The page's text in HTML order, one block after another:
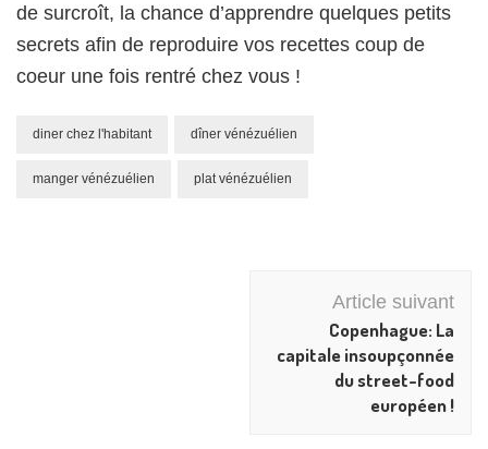
de surcroît, la chance d’apprendre quelques petits
secrets afin de reproduire vos recettes coup de
coeur une fois rentré chez vous !
diner chez l'habitant dîner vénézuélien
manger vénézuélien plat vénézuélien
Article suivant
Copenhague: La
capitale insoupçonnée
du street-food
européen !